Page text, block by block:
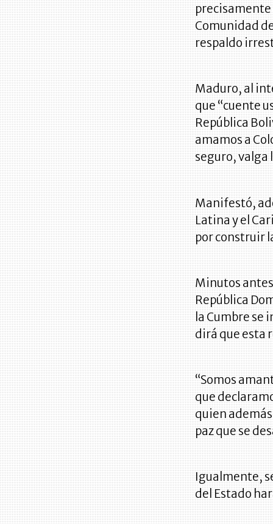
precisamente
Comunidad
respaldo
Maduro, al
que “cuente
República
amamos a
seguro, valga
Manifestó,
Latina y el
por construir
Minutos
República
la Cumbre se
dirá que esta
“Somos
que
quien
paz que se
Igualmente,
del Estado